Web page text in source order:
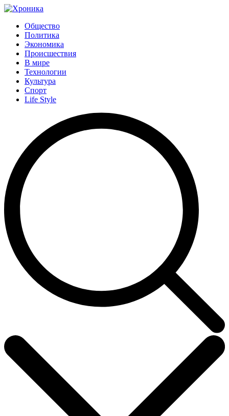
Общество
Политика
Экономика
Происшествия
В мире
Технологии
Культура
Спорт
Life Style